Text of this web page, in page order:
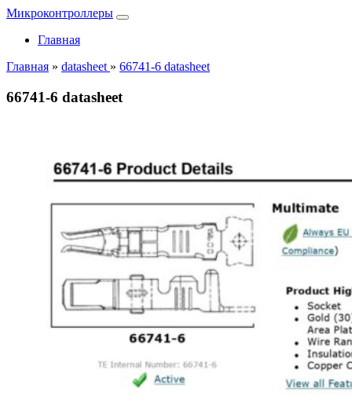
Микроконтроллеры
Главная
Главная » datasheet » 66741-6 datasheet
66741-6 datasheet